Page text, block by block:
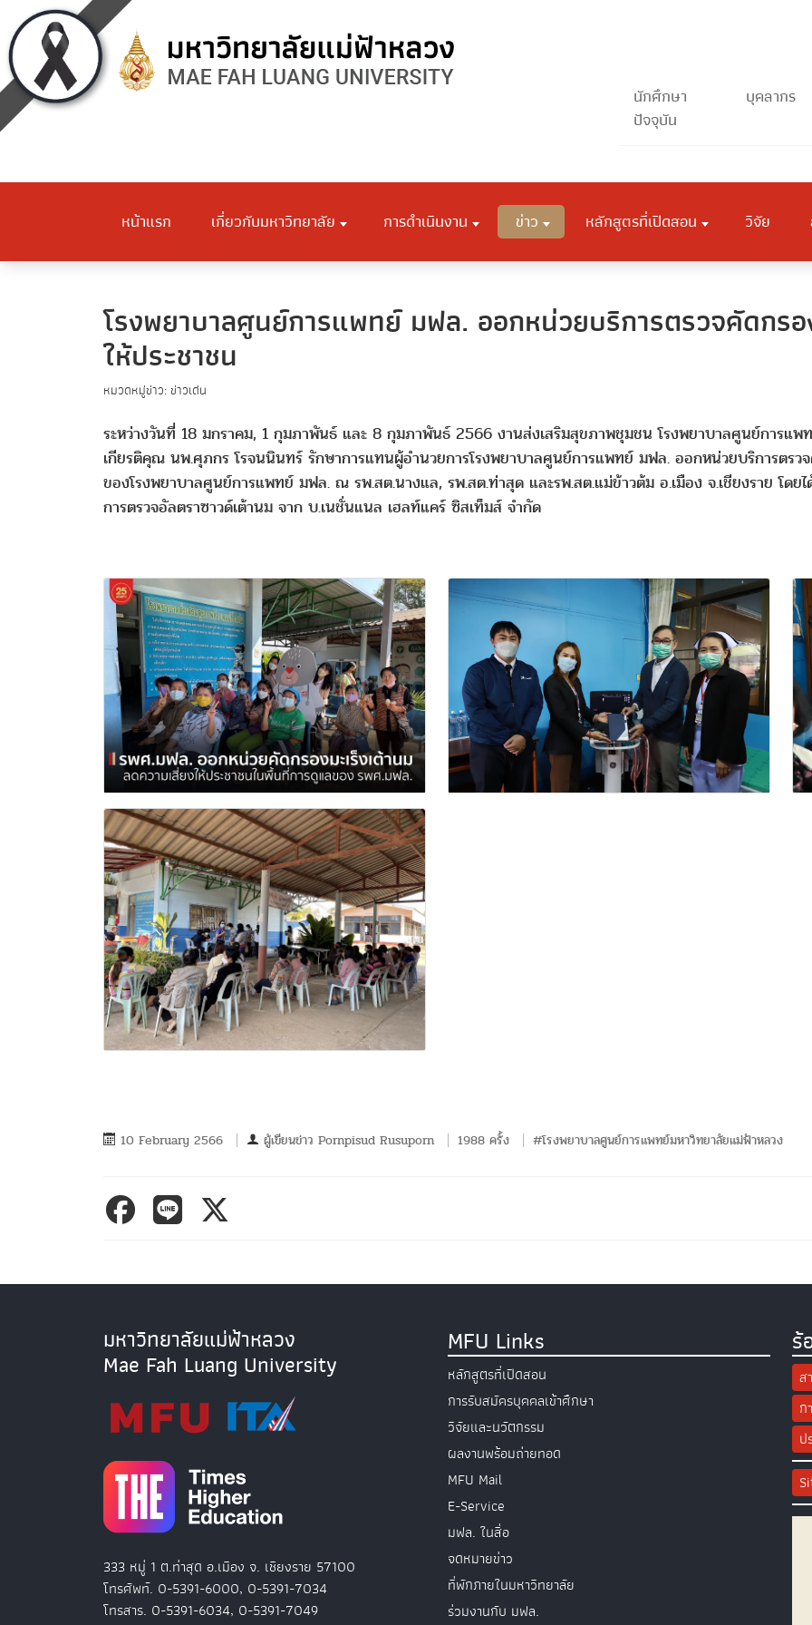
นักศึกษา
ปัจจุบัน
บุคลากร
หน้าแรก เกี่ยวกับมหาวิทยาลัย การดำเนินงาน ข่าว หลักสูตรที่เปิดสอน วิจัย
โรงพยาบาลศูนย์การแพทย์ มฟล. ออกหน่วยบริการตรวจคัดกรอ
ให้ประชาชน
หมวดหมู่ข่าว: ข่าวเด่น
ระหว่างวันที่ 18 มกราคม, 1 กุมภาพันธ์ และ 8 กุมภาพันธ์ 2566 งานส่งเสริมสุขภาพชุมชน โรงพยาบาลศูนย์การแ
เกียรติคุณ นพ.ศุภกร โรจนนินทร์ รักษาการแทนผู้อำนวยการโรงพยาบาลศูนย์การแพทย์ มฟล. ออกหน่วยบริการตรว
ของโรงพยาบาลศูนย์การแพทย์ มฟล. ณ รพ.สต.นางแล, รพ.สต.ท่าสุด และรพ.สต.แม่ข้าวต้ม อ.เมือง จ.เชียงราย โด
การตรวจอัลตราซาวด์เต้านม จาก บ.เนชั่นแนล เฮลท์แคร์ ซิสเท็มส์ จำกัด
10 February 2566 ผู้เขียนข่าว Pornpisud Rusuporn 1988 ครั้ง #โรงพยาบาลศูนย์การแพทย์มหาวิทยาลัยแม่ฟ้าหลวง
มหาวิทยาลัยแม่ฟ้าหลวง
Mae Fah Luang University
333 หมู่ 1 ต.ท่าสุด อ.เมือง จ. เชียงราย 57100
โทรศัพท์. 0-5391-6000, 0-5391-7034
โทรสาร. 0-5391-6034, 0-5391-7049
MFU Links
หลักสูตรที่เปิดสอน
การรับสมัครบุคคลเข้าศึกษา
วิจัยและนวัตกรรม
ผลงานพร้อมถ่ายทอด
MFU Mail
E-Service
มฟล. ในสื่อ
จดหมายข่าว
ที่พักภายในมหาวิทยาลัย
ร่วมงานกับ มฟล.
ร้
ส
ก
ป